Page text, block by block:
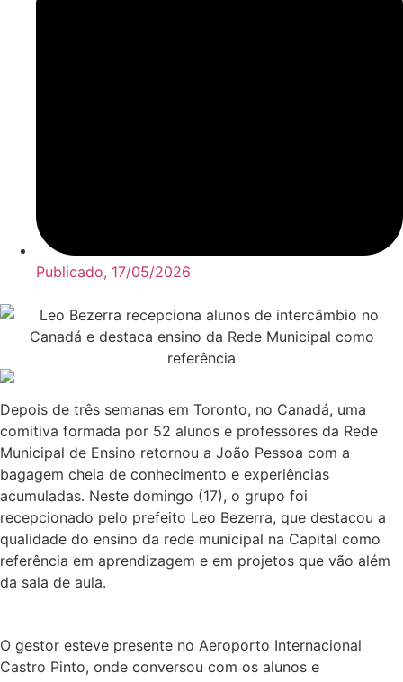
Publicado, 17/05/2026
Depois de três semanas em Toronto, no Canadá, uma
comitiva formada por 52 alunos e professores da Rede
Municipal de Ensino retornou a João Pessoa com a
bagagem cheia de conhecimento e experiências
acumuladas. Neste domingo (17), o grupo foi
recepcionado pelo prefeito Leo Bezerra, que destacou a
qualidade do ensino da rede municipal na Capital como
referência em aprendizagem e em projetos que vão além
da sala de aula.
O gestor esteve presente no Aeroporto Internacional
Castro Pinto, onde conversou com os alunos e